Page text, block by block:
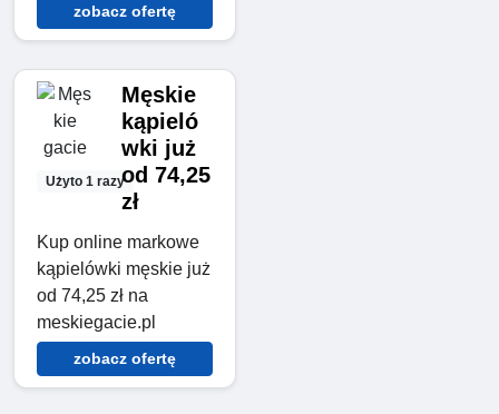
zobacz ofertę
Użyto 1 razy
Męskie
kąpieló
wki już
od 74,25
zł
Kup online markowe
kąpielówki męskie już
od 74,25 zł na
meskiegacie.pl
zobacz ofertę